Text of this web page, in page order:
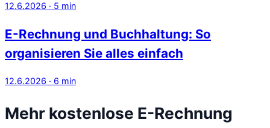
12.6.2026 · 5 min
E-Rechnung und Buchhaltung: So
organisieren Sie alles einfach
12.6.2026 · 6 min
Mehr kostenlose E-Rechnung